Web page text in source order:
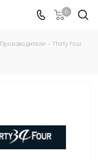
0
Производители - Thirty Four